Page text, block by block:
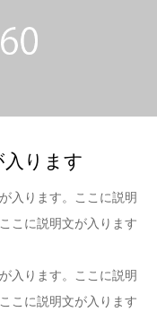
ります
入ります。ここに説明
こに説明文が入ります
入ります。ここに説明
こに説明文が入ります